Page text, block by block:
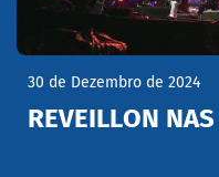
30 de Dezembro de 2024
REVEILLON